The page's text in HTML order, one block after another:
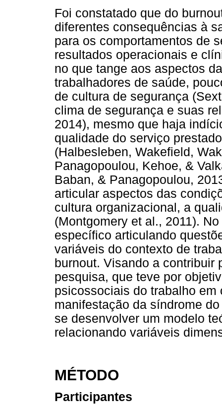
Foi constatado que do
diferentes consequências à
para os comportamentos de
resultados operacionais e
no que tange aos aspectos
trabalhadores de saúde,
de cultura de segurança
clima de segurança e suas
2014), mesmo que haja
qualidade do serviço
(Halbesleben, Wakefield,
Panagopoulou, Kehoe, &
Baban, & Panagopoulou,
articular aspectos das
cultura organizacional, a
(Montgomery et al., 2011).
específico articulando
variáveis do contexto de
burnout. Visando a contribuir
pesquisa, que teve por
psicossociais do trabalho
manifestação da síndrome
se desenvolver um modelo
relacionando variáveis
MÉTODO
Participantes